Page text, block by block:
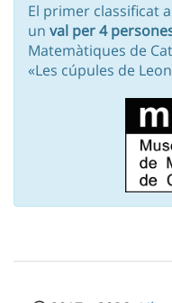
El primer classificat
un val per 4
Matemàtiques de
«Les cúpules de